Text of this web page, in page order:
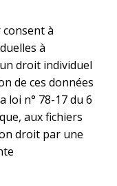
consent à
à
droit individuel
de ces données
loi n° 78-­17 du 6
aux fichiers
droit par une